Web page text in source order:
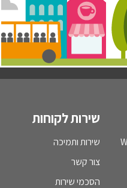
שירות לקוחות
שירות ותמיכה
צור קשר
הסכמי שירות